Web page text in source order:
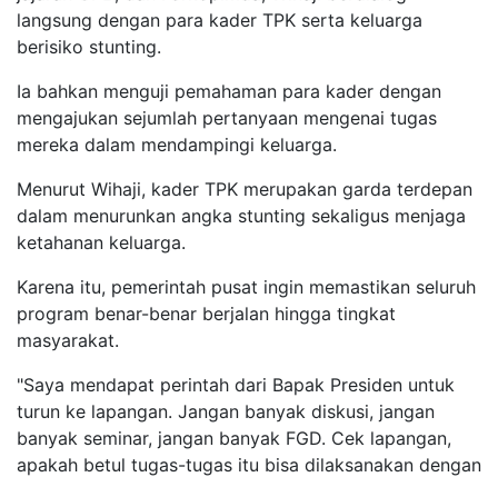
langsung dengan para kader TPK serta keluarga
berisiko stunting.
Ia bahkan menguji pemahaman para kader dengan
mengajukan sejumlah pertanyaan mengenai tugas
mereka dalam mendampingi keluarga.
Menurut Wihaji, kader TPK merupakan garda terdepan
dalam menurunkan angka stunting sekaligus menjaga
ketahanan keluarga.
Karena itu, pemerintah pusat ingin memastikan seluruh
program benar-benar berjalan hingga tingkat
masyarakat.
"Saya mendapat perintah dari Bapak Presiden untuk
turun ke lapangan. Jangan banyak diskusi, jangan
banyak seminar, jangan banyak FGD. Cek lapangan,
apakah betul tugas-tugas itu bisa dilaksanakan dengan